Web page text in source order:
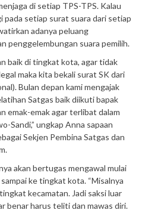
di setiap TPS-TPS. Kalau
pada setiap surat suara dari setiap
adanya peluang
penggelembungan suara pemilih.
baik di tingkat kota, agar tidak
maka kita bekali surat SK dari
Bulan depan kami mengajak
Satgas baik diikuti bapak
emak-emak agar terlibat dalam
Sandi,” ungkap Anna sapaan
Sekjen Pembina Satgas dan
akan bertugas mengawal mulai
ke tingkat kota. “Misalnya
kecamatan. Jadi saksi luar
benar harus teliti dan mawas diri.